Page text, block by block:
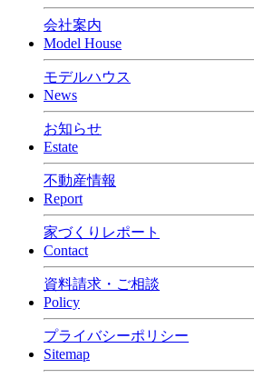
会社案内
Model House
モデルハウス
News
お知らせ
Estate
不動産情報
Report
家づくりレポート
Contact
資料請求・ご相談
Policy
プライバシーポリシー
Sitemap